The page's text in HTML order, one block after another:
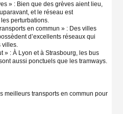
» : Bien que des grèves aient lieu,
et le réseau est
perturbations.
en commun » : Des villes
d’excellents réseaux qui
villes.
» : À Lyon et à Strasbourg, les bus
aussi ponctuels que les tramways.
meilleurs transports en commun pour